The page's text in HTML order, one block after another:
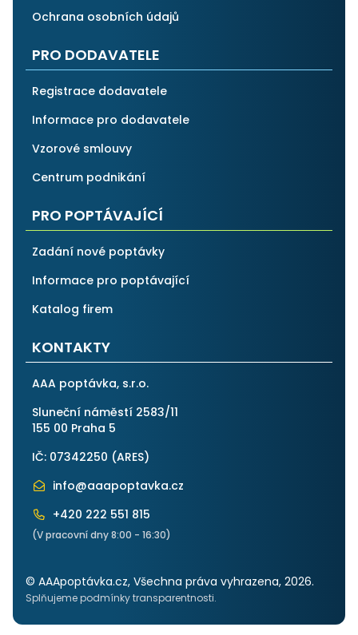
Ochrana osobních údajů
PRO DODAVATELE
Registrace dodavatele
Informace pro dodavatele
Vzorové smlouvy
Centrum podnikání
PRO POPTÁVAJÍCÍ
Zadání nové poptávky
Informace pro poptávající
Katalog firem
KONTAKTY
AAA poptávka, s.r.o.
Sluneční náměstí 2583/11
155 00 Praha 5
IČ: 07342250 (ARES)
info@aaapoptavka.cz
+420 222 551 815
(V pracovní dny 8:00 - 16:30)
© AAApoptávka.cz, Všechna práva vyhrazena, 2026.
Splňujeme podmínky transparentnosti.